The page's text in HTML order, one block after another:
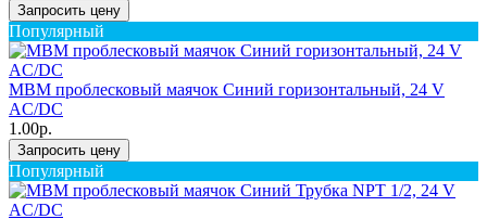
Запросить цену
Популярный
MBM проблесковый маячок Синий горизонтальный, 24 V
AC/DC
1.00р.
Запросить цену
Популярный